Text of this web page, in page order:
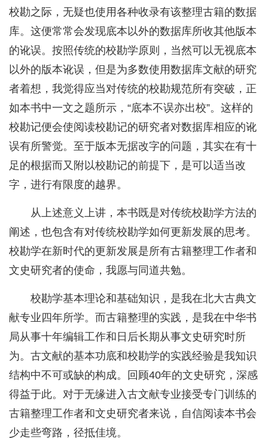
校勘之际，无疑也使用各种收录有该整理古籍的数据
库。这便常常会发现底本以外的数据库所收其他版本
的讹误。按照传统的校勘学原则，当然可以无视底本
以外的版本讹误，但是为多数使用数据库文献的研究
者着想，我觉得应当对传统的校勘规范所有突破，正
如本书中一文之题所示，“底本不误亦出校”。这样的
校勘记便会使阅读校勘记的研究者对数据库相应的讹
误有所警觉。至于版本无据改字的问题，其实在有十
足的根据而又附以校勘记的前提下，是可以适当改
字，进行有限度的越界。
从上述意义上讲，本书既是对传统校勘学方法的
阐述，也包含有对传统校勘学如何更新发展的思考。
校勘学在新时代的更新发展是所有古籍整理工作者和
文史研究者的使命，我愿与同道共勉。
校勘学基本理论和基础知识，是我在北大古典文
献专业四年所学。而古籍整理的实践，是我在中华书
局从事十年编辑工作和日后长期从事文史研究时所
为。古文献的基本功底和校勘学的实践经验是我知识
结构中不可或缺的构成。回顾40年的文史研究，深感
得益于此。对于无缘进入古文献专业接受专门训练的
古籍整理工作者和文史研究者来说，自信阅读本书会
少走些弯路，径抵佳境。